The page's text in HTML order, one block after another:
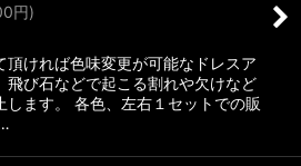
円)
頂ければ色味変更が可能なドレスア
飛び石などで起こる割れや欠けなど
します。 各色、左右１セットでの販